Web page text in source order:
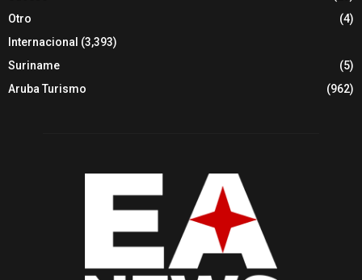
Otro
(4)
Internacional (3,393)
Suriname
(5)
Aruba Turismo
(962)